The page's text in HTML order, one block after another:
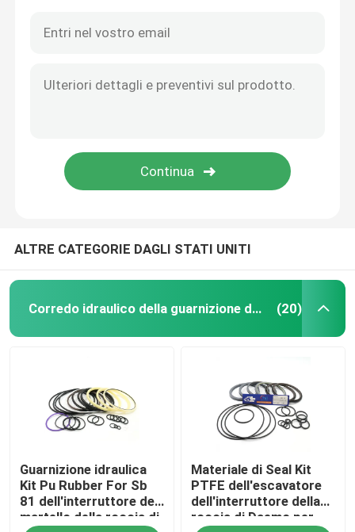
ALTRE CATEGORIE DAGLI STATI UNITI
Corredo idraulico della guarnizione dell'interruttore (20)
Guarnizione idraulica
Kit Pu Rubber For Sb
81 dell'interruttore del
martello della roccia di
Materiale di Seal Kit
PTFE dell'escavatore
dell'interruttore della
roccia di Daemo per